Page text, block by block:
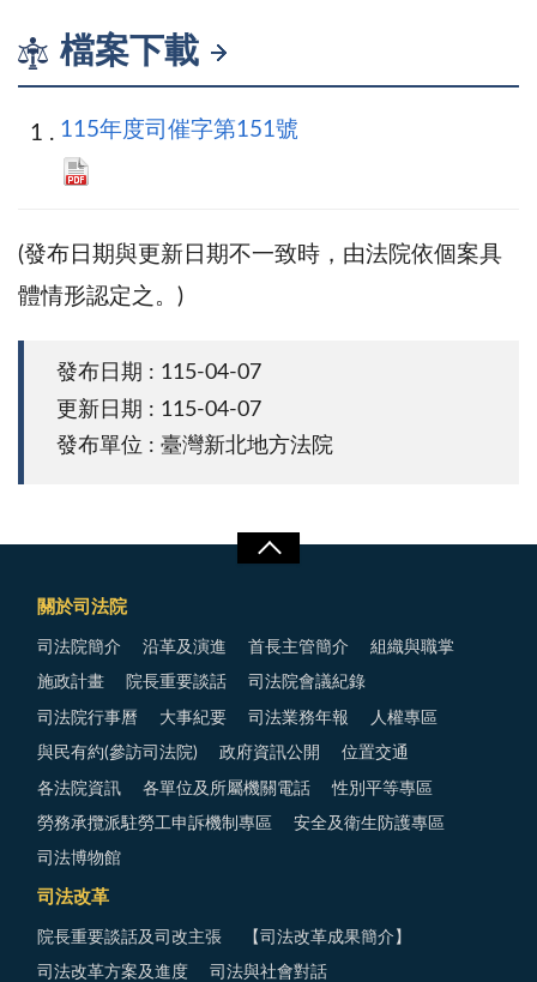
檔案下載
115年度司催字第151號
(發布日期與更新日期不一致時，由法院依個案具
體情形認定之。)
發布日期 : 115-04-07
更新日期 : 115-04-07
發布單位 : 臺灣新北地方法院
關於司法院
司法院簡介 沿革及演進 首長主管簡介 組織與職掌
施政計畫 院長重要談話 司法院會議紀錄
司法院行事曆 大事紀要 司法業務年報 人權專區
與民有約(參訪司法院) 政府資訊公開 位置交通
各法院資訊 各單位及所屬機關電話 性別平等專區
勞務承攬派駐勞工申訴機制專區 安全及衛生防護專區
司法博物館
司法改革
院長重要談話及司改主張 【司法改革成果簡介】
司法改革方案及進度 司法與社會對話